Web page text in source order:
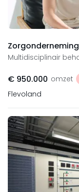
Multidisciplinair
€ 950.000 omzet
Flevoland